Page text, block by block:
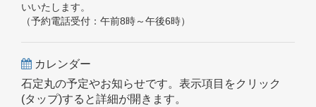
いいたします。
（予約電話受付：午前8時～午後6時）
カレンダー
石定丸の予定やお知らせです。表示項目をクリック
(タップ)すると詳細が開きます。